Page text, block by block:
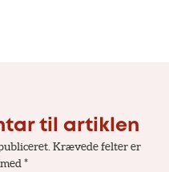
til artiklen
Krævede felter er
*